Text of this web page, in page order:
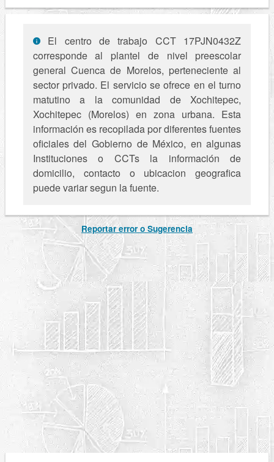
El centro de trabajo CCT 17PJN0432Z
corresponde al plantel de nivel preescolar
general Cuenca de Morelos, perteneciente al
sector privado. El servicio se ofrece en el turno
matutino a la comunidad de Xochitepec,
Xochitepec (Morelos) en zona urbana. Esta
información es recopilada por diferentes fuentes
oficiales del Gobierno de México, en algunas
Instituciones o CCTs la información de
domicilio, contacto o ubicacion geografica
puede variar segun la fuente.
Reportar error o Sugerencia